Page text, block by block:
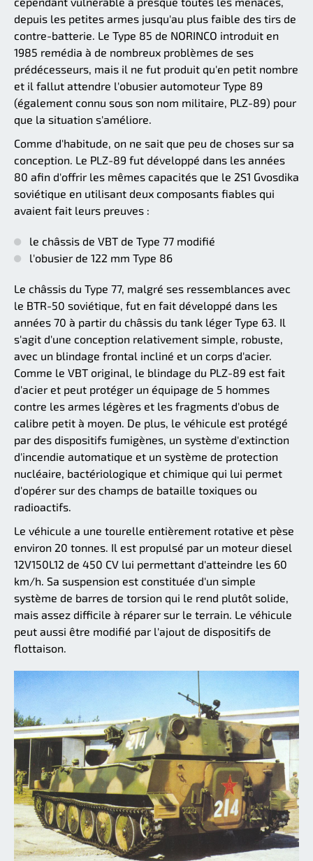
depuis les petites armes jusqu'au plus faible des tirs de
contre-batterie. Le Type 85 de NORINCO introduit en
1985 remédia à de nombreux problèmes de ses
prédécesseurs, mais il ne fut produit qu'en petit nombre
et il fallut attendre l'obusier automoteur Type 89
(également connu sous son nom militaire, PLZ-89) pour
que la situation s'améliore.
Comme d'habitude, on ne sait que peu de choses sur sa
conception. Le PLZ-89 fut développé dans les années
80 afin d'offrir les mêmes capacités que le 2S1 Gvosdika
soviétique en utilisant deux composants fiables qui
avaient fait leurs preuves :
le châssis de VBT de Type 77 modifié
l'obusier de 122 mm Type 86
Le châssis du Type 77, malgré ses ressemblances avec
le BTR-50 soviétique, fut en fait développé dans les
années 70 à partir du châssis du tank léger Type 63. Il
s'agit d'une conception relativement simple, robuste,
avec un blindage frontal incliné et un corps d'acier.
Comme le VBT original, le blindage du PLZ-89 est fait
d'acier et peut protéger un équipage de 5 hommes
contre les armes légères et les fragments d'obus de
calibre petit à moyen. De plus, le véhicule est protégé
par des dispositifs fumigènes, un système d'extinction
d'incendie automatique et un système de protection
nucléaire, bactériologique et chimique qui lui permet
d'opérer sur des champs de bataille toxiques ou
radioactifs.
Le véhicule a une tourelle entièrement rotative et pèse
environ 20 tonnes. Il est propulsé par un moteur diesel
12V150L12 de 450 CV lui permettant d'atteindre les 60
km/h. Sa suspension est constituée d'un simple
système de barres de torsion qui le rend plutôt solide,
mais assez difficile à réparer sur le terrain. Le véhicule
peut aussi être modifié par l'ajout de dispositifs de
flottaison.